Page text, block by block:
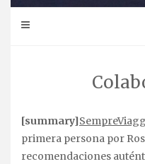
[summary]
primera persona por
recomendaciones